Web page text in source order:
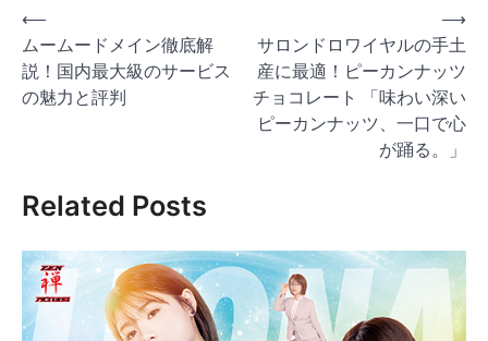
投
稿
ナ
ー
シ
ョ
ン
⟵
ムームードメイン徹底解
説！国内最大級のサービス
の魅力と評判
サロンドロワイヤルの手土
産に最適！ピーカンナッツ
チョコレート 「味わい深い
ピーカンナッツ、一口で心
が踊る。」
⟶
Related Posts